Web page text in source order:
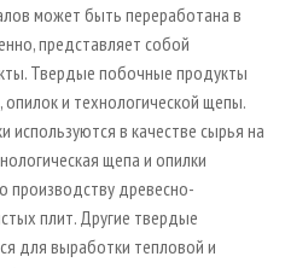
может быть переработана в
представляет собой
Твердые побочные продукты
и технологической щепы.
используются в качестве сырья на
щепа и опилки
производству древесно-
плит. Другие твердые
для выработки тепловой и